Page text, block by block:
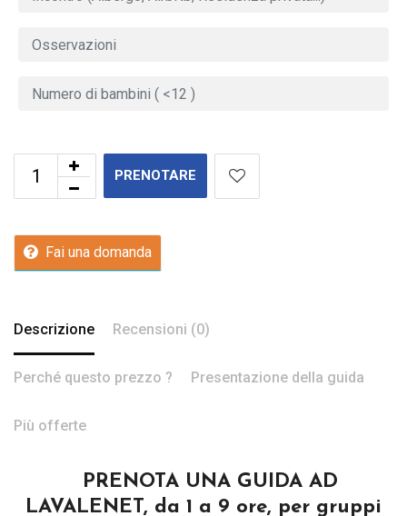
PRENOTARE
Fai una domanda
Descrizione Recensioni (0)
Perché questo prezzo ? Presentazione della guida
Più offerte
PRENOTA UNA GUIDA AD
LAVALENET, da 1 a 9 ore, per gruppi